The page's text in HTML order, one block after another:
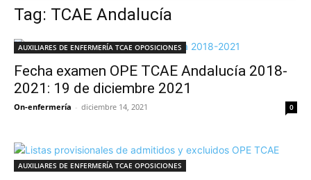
Tag: TCAE Andalucía
AUXILIARES DE ENFERMERÍA TCAE OPOSICIONES
Fecha examen OPE TCAE Andalucía 2018-
2021: 19 de diciembre 2021
On-enfermería - diciembre 14, 2021 0
AUXILIARES DE ENFERMERÍA TCAE OPOSICIONES